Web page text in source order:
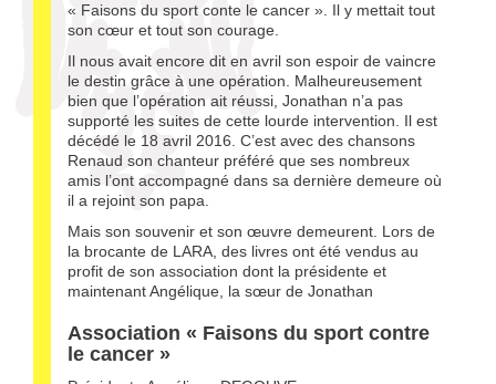
« Faisons du sport conte le cancer ». Il y mettait tout
son cœur et tout son courage.
Il nous avait encore dit en avril son espoir de vaincre
le destin grâce à une opération. Malheureusement
bien que l’opération ait réussi, Jonathan n’a pas
supporté les suites de cette lourde intervention. Il est
décédé le 18 avril 2016. C’est avec des chansons
Renaud son chanteur préféré que ses nombreux
amis l’ont accompagné dans sa dernière demeure où
il a rejoint son papa.
Mais son souvenir et son œuvre demeurent. Lors de
la brocante de LARA, des livres ont été vendus au
profit de son association dont la présidente et
maintenant Angélique, la sœur de Jonathan
Association « Faisons du sport contre
le cancer »